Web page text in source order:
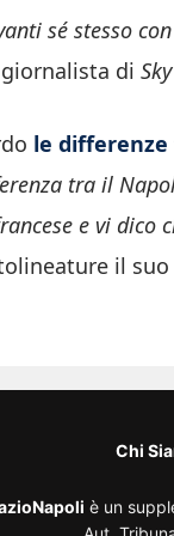
sé stesso
di
le differenze
tra il
e vi dico
il
Chi
è un